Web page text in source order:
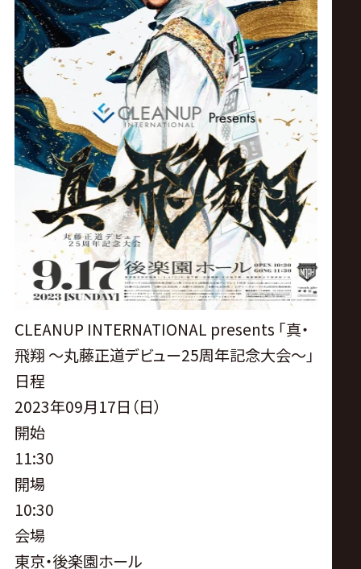
式
サ
イ
ト
CLEANUP INTERNATIONAL presents ｢真・
飛翔 〜丸藤正道デビュー25周年記念大会〜｣
日程
2023年09月17日（日）
開始
11:30
開場
10:30
会場
東京・後楽園ホール